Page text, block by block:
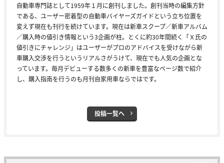
自動車専門誌として1959年１月に創刊しました。創刊当時の編集方針
である、ユーザー密着型の自動車バイヤーズガイドという立ち位置を
変えず現在も刊行を続けています。現在は新車スクープ／新車アルバム
／購入時の値引き情報という3企画が柱。とくに約30年間続く「Ｘ氏の
値引きにチャレンジ」はユーザーがプロのアドバイスを受けながら新
車購入交渉を行うというリアルさがうけて、現在でも人気の企画とな
っています。毎月デビューする数多くの新車を豊富なページ数で紹介
し、購入指南を行うのも月刊自家用車ならではです。
投稿一覧へ